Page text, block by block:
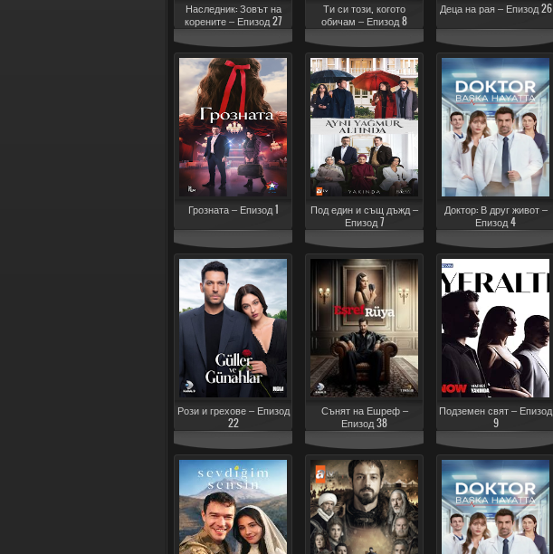
Наследник: Зовът на
корените – Епизод 27
Ти си този, когото
обичам – Епизод 8
Деца на рая – Епизод 26
Грозната – Епизод 1
Под един и същ дъжд –
Епизод 7
Доктор: В друг живот –
Епизод 4
Рози и грехове – Епизод
22
Сънят на Ешреф –
Епизод 38
Подземен свят – Епизод
9